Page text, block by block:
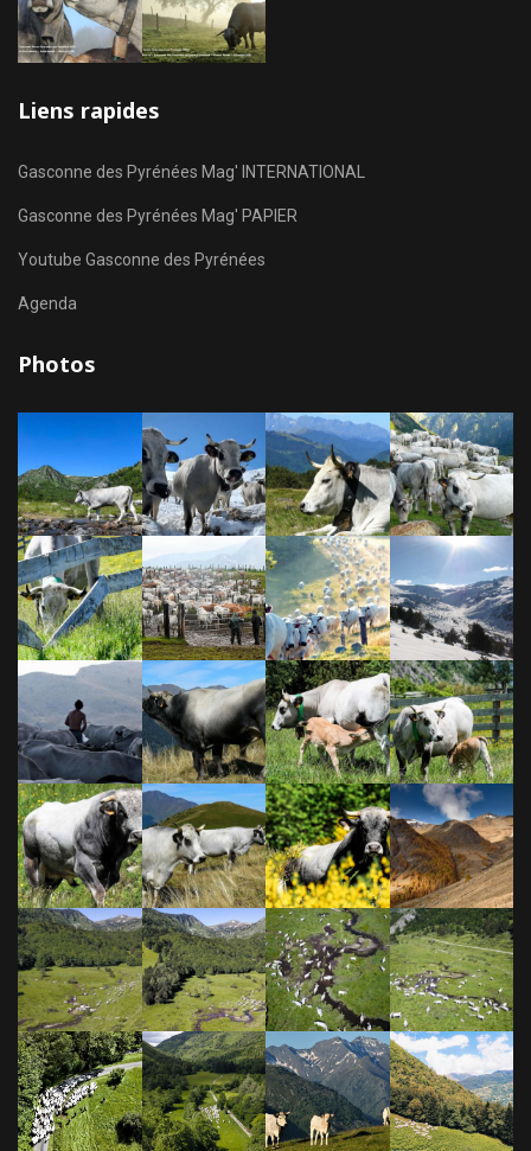
Liens rapides
Gasconne des Pyrénées Mag' INTERNATIONAL
Gasconne des Pyrénées Mag' PAPIER
Youtube Gasconne des Pyrénées
Agenda
Photos